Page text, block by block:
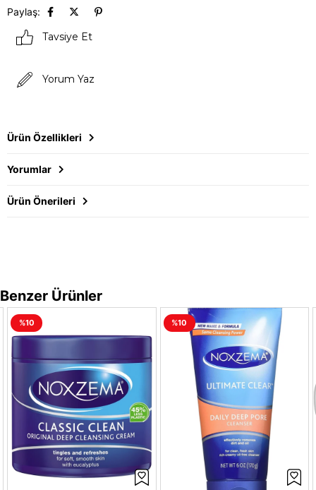
Paylaş:
Tavsiye Et
Yorum Yaz
Ürün Özellikleri
Yorumlar
Ürün Önerileri
Benzer Ürünler
%10 %10